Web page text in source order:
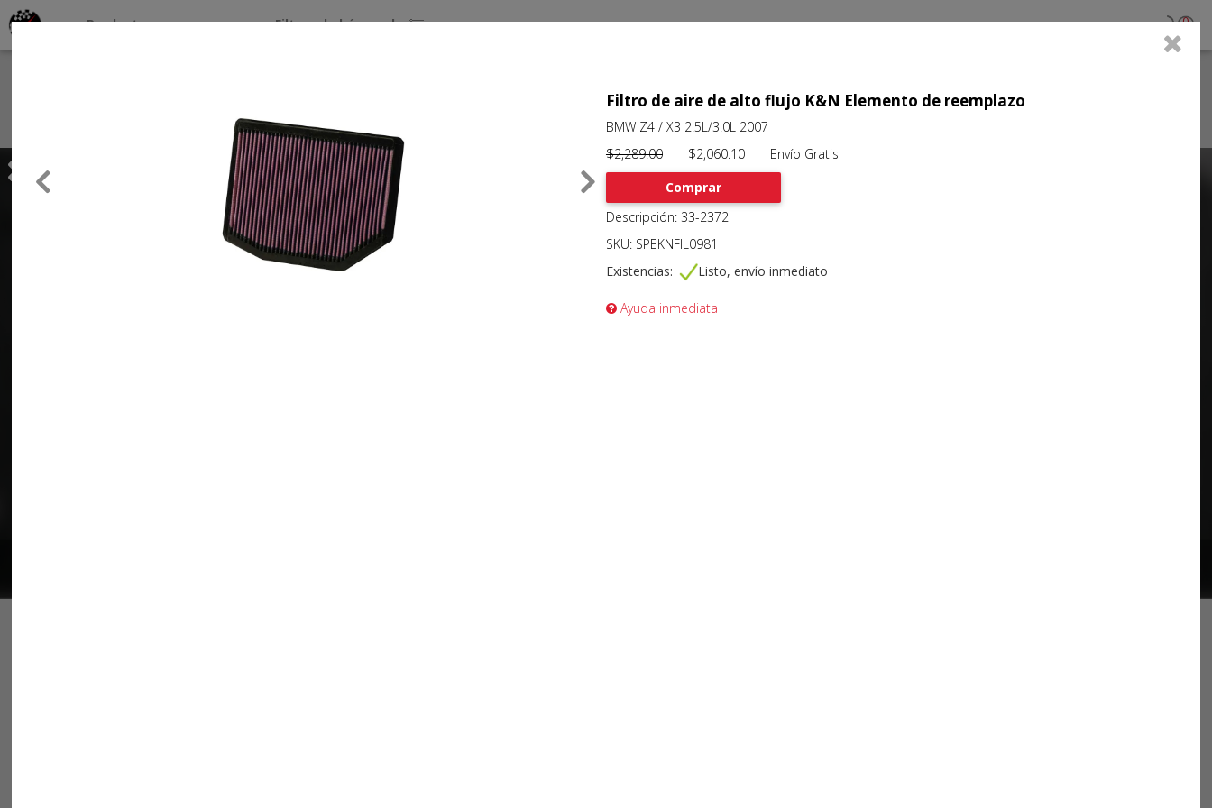
Clients
Productos por marcas Filtros de búsqueda 0
Filtro de aire de alto flujo K&N Elemento de reemplazo
BMW Z4 / X3 2.5L/3.0L 2007
$2,289.00$2,060.10 Envío Gratis
Comprar
Descripción: 33-2372
SKU: SPEKNFIL0981
Existencias:
Listo, envío inmediato
Ayuda inmediata